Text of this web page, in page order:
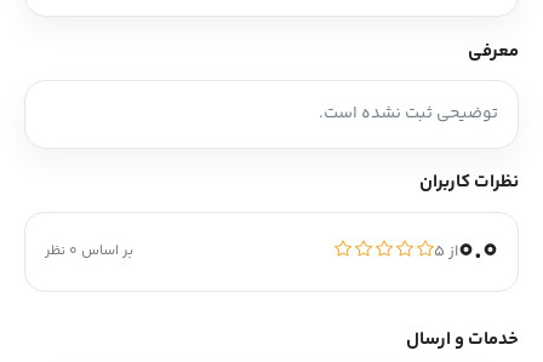
معرفی
توضیحی ثبت نشده است.
نظرات کاربران
0.0از ۵ بر اساس 0 نظر
خدمات و ارسال